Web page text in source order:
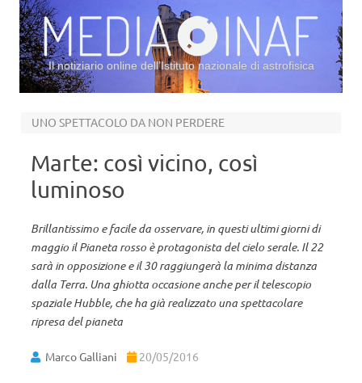
Il notiziario online dell’Istituto nazionale di astrofisica
UNO SPETTACOLO DA NON PERDERE
Marte: così vicino, così
luminoso
Brillantissimo e facile da osservare, in questi ultimi giorni di
maggio il Pianeta rosso è protagonista del cielo serale. Il 22
sarà in opposizione e il 30 raggiungerà la minima distanza
dalla Terra. Una ghiotta occasione anche per il telescopio
spaziale Hubble, che ha già realizzato una spettacolare
ripresa del pianeta
Marco Galliani 20/05/2016